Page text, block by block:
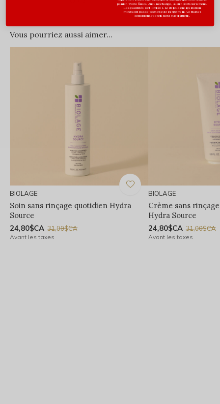
Vous pourriez aussi aimer...
BIOLAGE
Soin sans rinçage quotidien Hydra
Source
24,80$CA 31,00$CA
Avant les taxes
BIOLAGE
Crème sans
Hydra Source
24,80$CA 31,00$CA
Avant les taxes
panier. Vente finale. Aucun échange, aucun remboursement.
Les quantités sont limitées. Les bijoux en liquidation
n'incluent pas de pochette de rangement. Certaines
conditions et exclusions s'appliquent.